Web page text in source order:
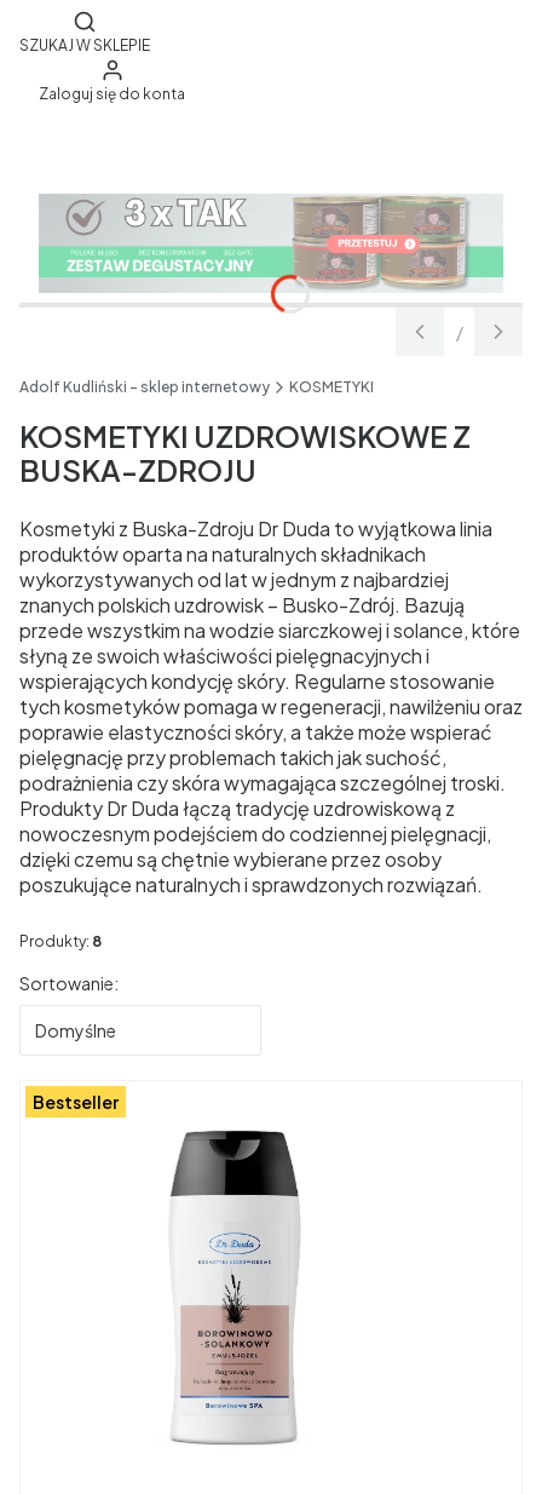
Otwórz wyszukiwarkę
SZUKAJ W SKLEPIE
Zaloguj się do konta
Slajd
/
z
Adolf Kudliński - sklep internetowy KOSMETYKI
KOSMETYKI UZDROWISKOWE Z
BUSKA-ZDROJU
Kosmetyki z Buska-Zdroju Dr Duda to wyjątkowa linia
produktów oparta na naturalnych składnikach
wykorzystywanych od lat w jednym z najbardziej
znanych polskich uzdrowisk – Busko-Zdrój. Bazują
przede wszystkim na wodzie siarczkowej i solance, które
słyną ze swoich właściwości pielęgnacyjnych i
wspierających kondycję skóry. Regularne stosowanie
tych kosmetyków pomaga w regeneracji, nawilżeniu oraz
poprawie elastyczności skóry, a także może wspierać
pielęgnację przy problemach takich jak suchość,
podrażnienia czy skóra wymagająca szczególnej troski.
Produkty Dr Duda łączą tradycję uzdrowiskową z
nowoczesnym podejściem do codziennej pielęgnacji,
dzięki czemu są chętnie wybierane przez osoby
poszukujące naturalnych i sprawdzonych rozwiązań.
Produkty: 8
Lista produktów
Sortowanie:
Domyślne
Bestseller